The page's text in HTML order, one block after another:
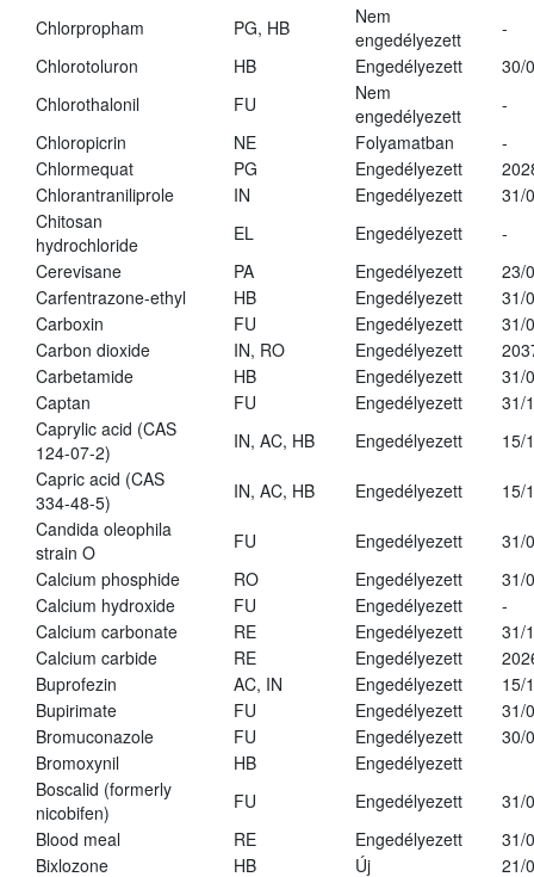
Chlorpropham
PG, HB
Nem
engedélyezett
-
Chlorotoluron
HB Engedélyezett
30/
Chlorothalonil
FU
Nem
engedélyezett
-
Chloropicrin
NE Folyamatban
-
Chlormequat
PG Engedélyezett
Chlorantraniliprole
IN Engedélyezett
31/
Chitosan
hydrochloride
EL Engedélyezett
-
Cerevisane
PA Engedélyezett
23/
Carfentrazone-ethyl
HB Engedélyezett
31/
Carboxin
FU Engedélyezett
31/
Carbon dioxide
IN, RO Engedélyezett
Carbetamide
HB Engedélyezett
31/
Captan
FU Engedélyezett
31/
Caprylic acid (CAS
124-07-2)
IN, AC, HB Engedélyezett
15/
Capric acid (CAS
334-48-5)
IN, AC, HB Engedélyezett
15/
Candida oleophila
strain O
FU Engedélyezett
31/
Calcium phosphide
RO Engedélyezett
31/
Calcium hydroxide
FU Engedélyezett
-
Calcium carbonate
RE Engedélyezett
31/
Calcium carbide
RE Engedélyezett
Buprofezin
AC, IN Engedélyezett
15/
Bupirimate
FU Engedélyezett
31/
Bromuconazole
FU Engedélyezett
30/
Bromoxynil
HB
Engedélyezett
Boscalid (formerly
nicobifen)
FU Engedélyezett
31/
Blood meal
RE Engedélyezett
31/
Bixlozone
HB Új 21/